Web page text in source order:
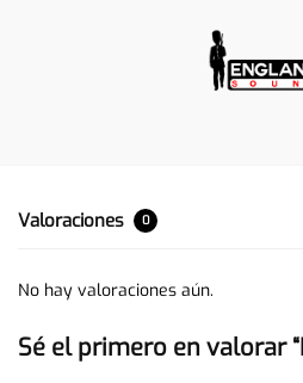
Valoraciones 0
No hay valoraciones aún.
Sé el primero en valorar